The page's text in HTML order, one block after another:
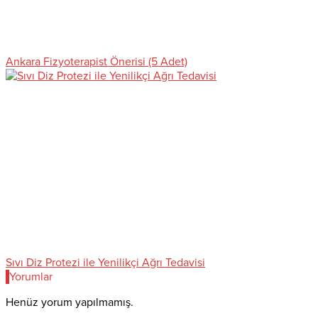
Ankara Fizyoterapist Önerisi (5 Adet)
Sıvı Diz Protezi ile Yenilikçi Ağrı Tedavisi
Yorumlar
Henüz yorum yapılmamış.